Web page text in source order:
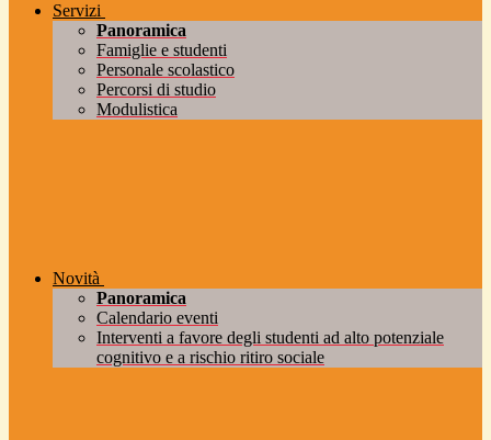
Servizi
Panoramica
Famiglie e studenti
Personale scolastico
Percorsi di studio
Modulistica
Novità
Panoramica
Calendario eventi
Interventi a favore degli studenti ad alto potenziale
cognitivo e a rischio ritiro sociale